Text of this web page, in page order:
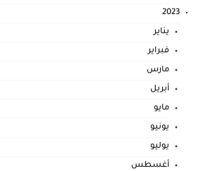
2023
يناير
فبراير
مارس
أبريل
مايو
يونيو
يوليو
أغسطس